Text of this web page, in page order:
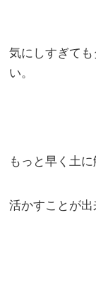
気にしすぎて
い。
もっと早く土
活かすことが出